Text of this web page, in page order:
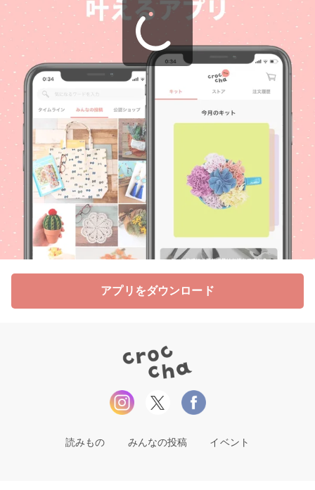
アプリをダウンロード
読みもの みんなの投稿 イベント